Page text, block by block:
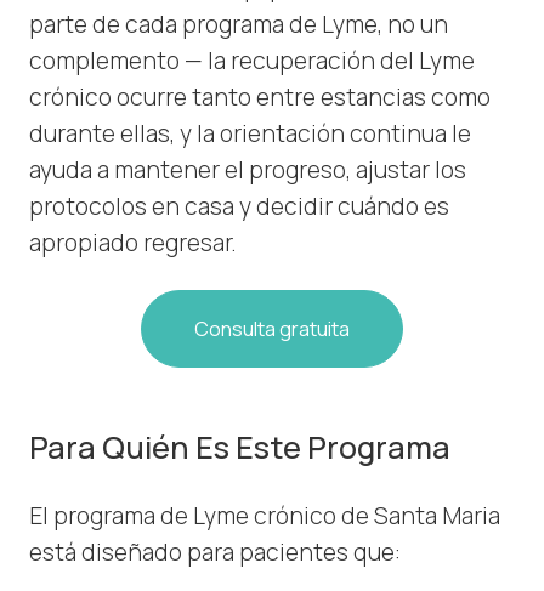
parte de cada programa de Lyme, no un
complemento — la recuperación del Lyme
crónico ocurre tanto entre estancias como
durante ellas, y la orientación continua le
ayuda a mantener el progreso, ajustar los
protocolos en casa y decidir cuándo es
apropiado regresar.
Consulta gratuita
Para Quién Es Este Programa
El programa de Lyme crónico de Santa Maria
está diseñado para pacientes que: